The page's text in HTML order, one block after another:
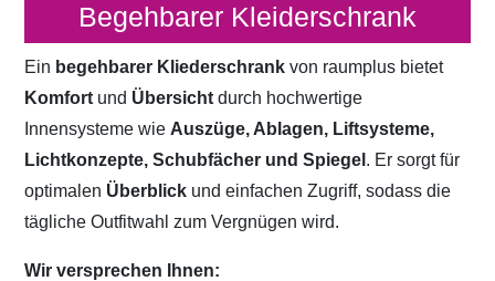
Begehbarer Kleiderschrank
Ein begehbarer Kliederschrankvon raumplus bietet
Komfort und Übersicht durch hochwertige
Innensysteme wie Auszüge, Ablagen, Liftsysteme,
Lichtkonzepte, Schubfächer und Spiegel . Er sorgt für
optimalen Überblick und einfachen Zugriff, sodass die
tägliche Outfitwahl zum Vergnügen wird.
Wir versprechen Ihnen: